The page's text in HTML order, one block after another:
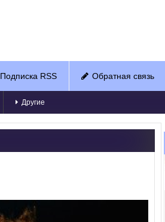
Подписка RSS Обратная связь
Другие